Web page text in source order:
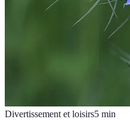
Divertissement et loisirs5 min